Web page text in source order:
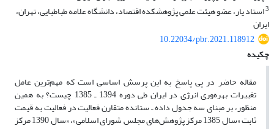
3استاد یار، عضو هیئت علمی پژوهشکده اقتصاد، دانشگاه علامه طباطبایی، تهران،
ایران
10.22034/pbr.2021.118912
چکیده
مقاله حاضر در پی پاسخ به این پرسش اساسی است که مهم‌ترین عامل
تغییرات بهره‌وری انرژی در ایران طی دوره 1394 ـ 1385 چیست؟ به همین
منظور، بر مبنای سه جدول داده ـ ستانده متقارن فعالیت در فعالیت به قیمت
ثابت »سال 1385 مرکز پژوهش‌های مجلس شورای اسلامی»، «سال 1390 مرکز